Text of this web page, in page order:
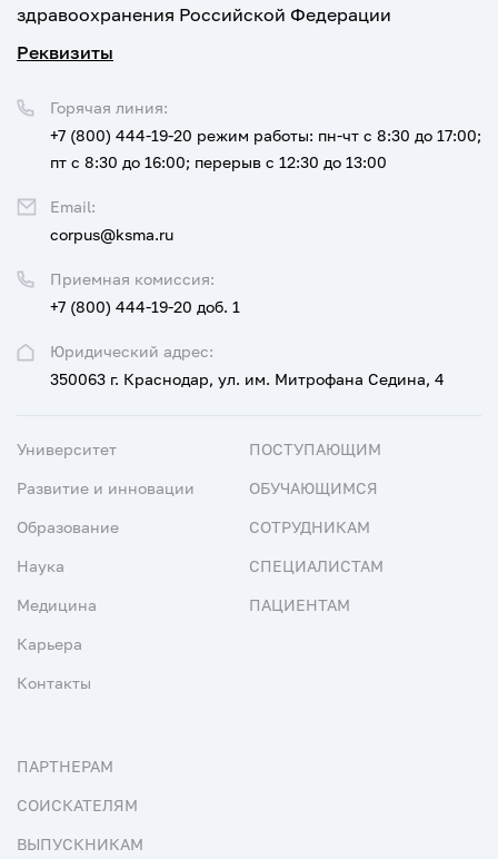
здравоохранения Российской Федерации
Реквизиты
Юридический адрес:
350063 г. Краснодар, ул. им. Митрофана Седина, 4
Приемная комиссия:
+7 (800) 444-19-20 доб. 1
Горячая линия:
+7 (800) 444-19-20 режим работы: пн-чт с 8:30 до 17:00;
пт с 8:30 до 16:00; перерыв с 12:30 до 13:00
Email:
corpus@ksma.ru
Университет
Развитие и инновации
Образование
Наука
Медицина
Карьера
Контакты
ПОСТУПАЮЩИМ
ОБУЧАЮЩИМСЯ
СОТРУДНИКАМ
СПЕЦИАЛИСТАМ
ПАЦИЕНТАМ
ПАРТНЕРАМ
СОИСКАТЕЛЯМ
ВЫПУСКНИКАМ